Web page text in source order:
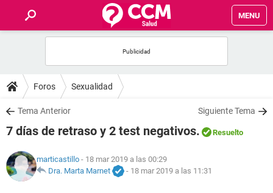
MENU
FOROS
SALUD
NUTRICIÓN
Foros Sexualidad
Tema Anterior Siguiente Tema
7 días de retraso y 2 test negativos. Resuelto
marticastillo - 18 mar 2019 a las 00:29
Dra. Marta Marnet
- 18 mar 2019 a las 11:31